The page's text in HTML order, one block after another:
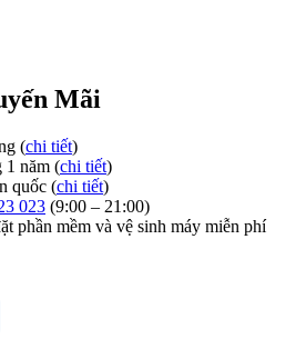
Mãi
(chi tiết)
1 năm (chi tiết)
quốc (chi tiết)
023 (9:00 – 21:00)
phần mềm và vệ sinh máy miễn phí